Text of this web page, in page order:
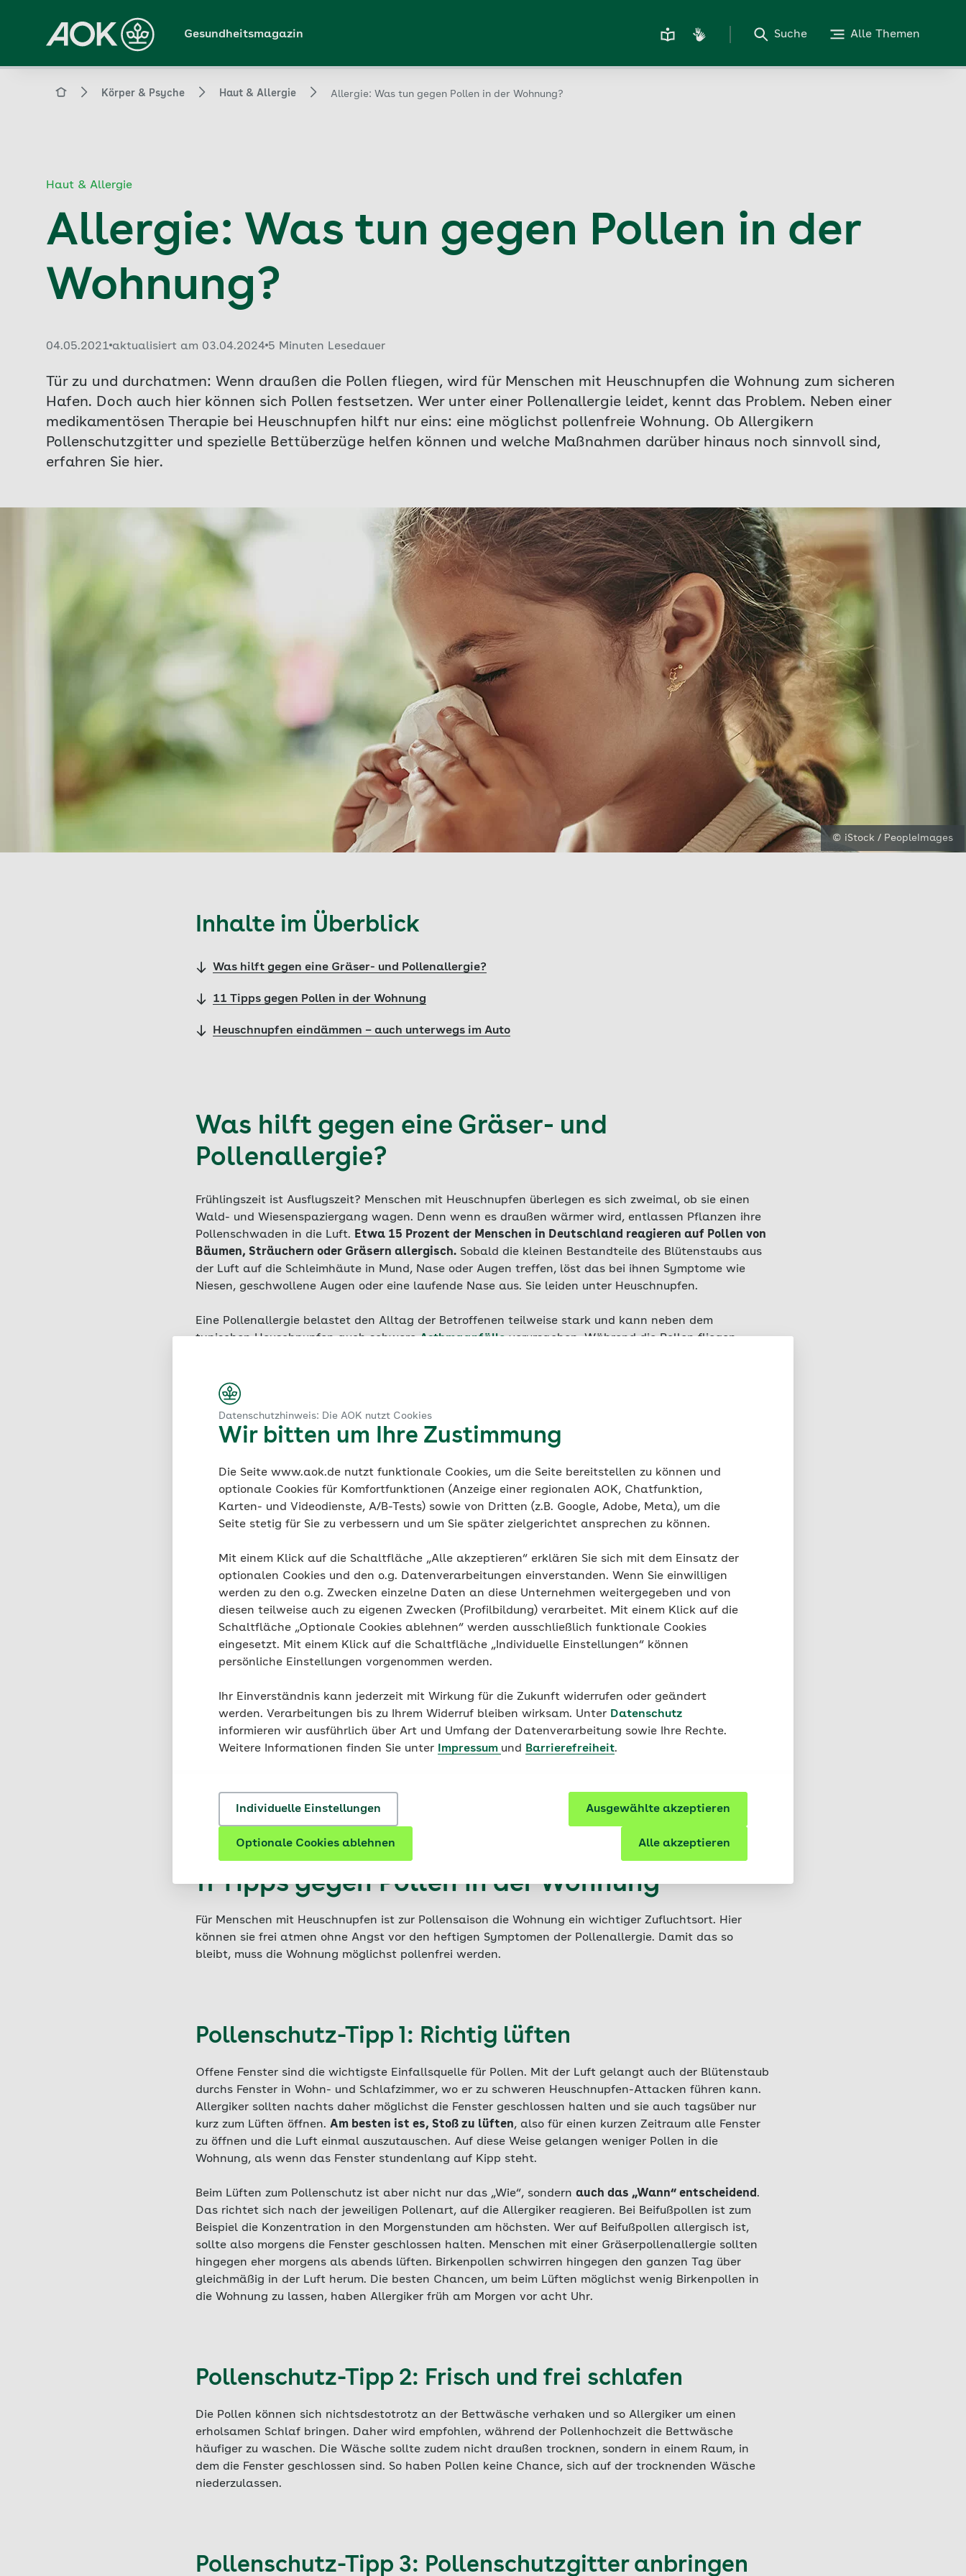
Datenschutzhinweis: Die AOK nutzt Cookies
Wir bitten um Ihre Zustimmung
Die Seite www.aok.de nutzt funktionale Cookies, um die Seite bereitstellen zu können und
optionale Cookies für Komfortfunktionen (Anzeige einer regionalen AOK, Chatfunktion,
Karten- und Videodienste, A/B-Tests) sowie von Dritten (z.B. Google, Adobe, Meta), um die
Seite stetig für Sie zu verbessern und um Sie später zielgerichtet ansprechen zu können.
Mit einem Klick auf die Schaltfläche „Alle akzeptieren“ erklären Sie sich mit dem Einsatz der
optionalen Cookies und den o.g. Datenverarbeitungen einverstanden. Wenn Sie einwilligen
werden zu den o.g. Zwecken einzelne Daten an diese Unternehmen weitergegeben und von
diesen teilweise auch zu eigenen Zwecken (Profilbildung) verarbeitet. Mit einem Klick auf die
Schaltfläche „Optionale Cookies ablehnen“ werden ausschließlich funktionale Cookies
eingesetzt. Mit einem Klick auf die Schaltfläche „Individuelle Einstellungen“ können
persönliche Einstellungen vorgenommen werden.
Ihr Einverständnis kann jederzeit mit Wirkung für die Zukunft widerrufen oder geändert
werden. Verarbeitungen bis zu Ihrem Widerruf bleiben wirksam. Unter Datenschutz
informieren wir ausführlich über Art und Umfang der Datenverarbeitung sowie Ihre Rechte.
Weitere Informationen finden Sie unter
Impressum und Barrierefreiheit.
Individuelle Einstellungen Ausgewählte akzeptieren
Optionale Cookies ablehnen Alle akzeptieren
Hauptinhalt
springen
Gesundheitsmagazin Suche Alle Themen
Magazin Körper & Psyche Haut & Allergie Allergie: Was tun gegen Pollen in der Wohnung?
Haut & Allergie
Allergie: Was tun gegen Pollen in der
Wohnung?
Veröffentlicht am:
04.05.2021 aktualisiert am 03.04.2024 5 Minuten Lesedauer
Tür zu und durchatmen: Wenn draußen die Pollen fliegen, wird für Menschen mit Heuschnupfen die Wohnung zum sicheren
Hafen. Doch auch hier können sich Pollen festsetzen. Wer unter einer Pollenallergie leidet, kennt das Problem. Neben einer
medikamentösen Therapie bei Heuschnupfen hilft nur eins: eine möglichst pollenfreie Wohnung. Ob Allergikern
Pollenschutzgitter und spezielle Bettüberzüge helfen können und welche Maßnahmen darüber hinaus noch sinnvoll sind,
erfahren Sie hier.
© iStock / PeopleImages
Inhalte im Überblick
Was hilft gegen eine Gräser- und Pollenallergie?
11 Tipps gegen Pollen in der Wohnung
Heuschnupfen eindämmen – auch unterwegs im Auto
Was hilft gegen eine Gräser- und
Pollenallergie?
Frühlingszeit ist Ausflugszeit? Menschen mit Heuschnupfen überlegen es sich zweimal, ob sie einen
Wald- und Wiesenspaziergang wagen. Denn wenn es draußen wärmer wird, entlassen Pflanzen ihre
Pollenschwaden in die Luft. Etwa 15 Prozent der Menschen in Deutschland reagieren auf Pollen von
Bäumen, Sträuchern oder Gräsern allergisch. Sobald die kleinen Bestandteile des Blütenstaubs aus
der Luft auf die Schleimhäute in Mund, Nase oder Augen treffen, löst das bei ihnen Symptome wie
Niesen, geschwollene Augen oder eine laufende Nase aus. Sie leiden unter Heuschnupfen.
Eine Pollenallergie belastet den Alltag der Betroffenen teilweise stark und kann neben dem
typischen Heuschnupfen auch schwereAsthmaanfälleverursachen. Während die Pollen fliegen,
Medikamente wie Antihistaminika oder Cortison
Hyposensibilisierung als Langzeit-Behandlung
Pollen vermeiden – drinnen und draußen
Mehr zum Thema
Allergien vorbeugen, bevor sie entstehen –
funktioniert das?
Haut & Allergie
Pflanzen bei Allergien: Allergenarmes Grün für
Garten, Balkon und Zimmer
11 Tipps gegen Pollen in der Wohnung
Für Menschen mit Heuschnupfen ist zur Pollensaison die Wohnung ein wichtiger Zufluchtsort. Hier
können sie frei atmen ohne Angst vor den heftigen Symptomen der Pollenallergie. Damit das so
bleibt, muss die Wohnung möglichst pollenfrei werden.
Pollenschutz-Tipp 1: Richtig lüften
Offene Fenster sind die wichtigste Einfallsquelle für Pollen. Mit der Luft gelangt auch der Blütenstaub
durchs Fenster in Wohn- und Schlafzimmer, wo er zu schweren Heuschnupfen-Attacken führen kann.
Allergiker sollten nachts daher möglichst die Fenster geschlossen halten und sie auch tagsüber nur
kurz zum Lüften öffnen. Am besten ist es, Stoß zu lüften, also für einen kurzen Zeitraum alle Fenster
zu öffnen und die Luft einmal auszutauschen. Auf diese Weise gelangen weniger Pollen in die
Wohnung, als wenn das Fenster stundenlang auf Kipp steht.
Beim Lüften zum Pollenschutz ist aber nicht nur das „Wie“, sondern auch das „Wann“ entscheidend .
Das richtet sich nach der jeweiligen Pollenart, auf die Allergiker reagieren. Bei Beifußpollen ist zum
Beispiel die Konzentration in den Morgenstunden am höchsten. Wer auf Beifußpollen allergisch ist,
sollte also morgens die Fenster geschlossen halten. Menschen mit einer Gräserpollenallergie sollten
hingegen eher morgens als abends lüften. Birkenpollen schwirren hingegen den ganzen Tag über
gleichmäßig in der Luft herum. Die besten Chancen, um beim Lüften möglichst wenig Birkenpollen in
die Wohnung zu lassen, haben Allergiker früh am Morgen vor acht Uhr.
Pollenschutz-Tipp 2: Frisch und frei schlafen
Die Pollen können sich nichtsdestotrotz an der Bettwäsche verhaken und so Allergiker um einen
erholsamen Schlaf bringen. Daher wird empfohlen, während der Pollenhochzeit die Bettwäsche
häufiger zu waschen. Die Wäsche sollte zudem nicht draußen trocknen, sondern in einem Raum, in
dem die Fenster geschlossen sind. So haben Pollen keine Chance, sich auf der trocknenden Wäsche
niederzulassen.
Pollenschutz-Tipp 3: Pollenschutzgitter anbringen